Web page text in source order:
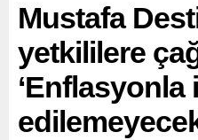
Mustafa
yetkililere
‘Enflasyonla